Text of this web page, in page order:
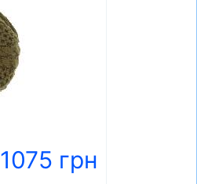
1075 грн